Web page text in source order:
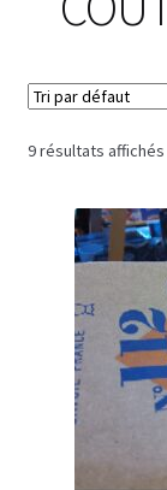
9 résultats affichés